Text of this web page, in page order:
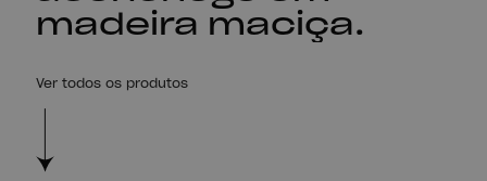
madeira maciça.
Ver todos os produtos